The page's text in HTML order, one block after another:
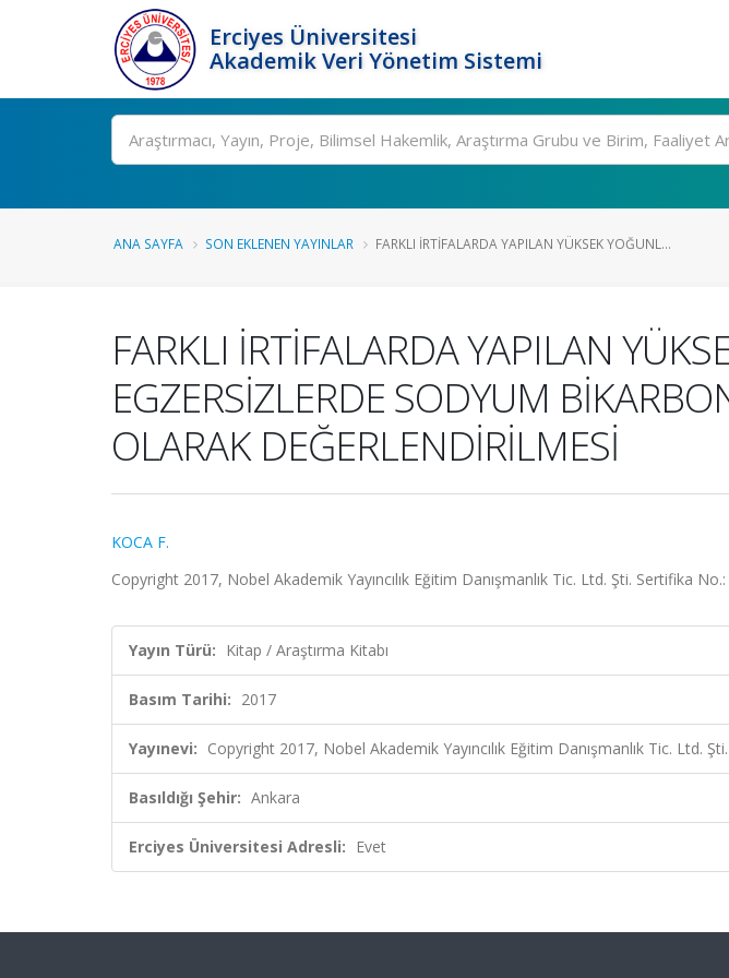
Erciyes Üniversitesi
Akademik Veri Yönetim Sistemi
Ara
ANA SAYFA SON EKLENEN YAYINLAR FARKLI İRTİFALARDA YAPILAN YÜKSEK YOĞUNL...
FARKLI İRTİFALARDA YAPILAN
EGZERSİZLERDE SODYUM
OLARAK DEĞERLENDİRİLMESİ
KOCA F.
Copyright 2017, Nobel Akademik Yayıncılık Eğitim Danışmanlık Tic. Ltd. Şti. Sertifika
Yayın Türü: Kitap / Araştırma Kitabı
Basım Tarihi: 2017
Yayınevi: Copyright 2017, Nobel Akademik Yayıncılık Eğitim Danışmanlık Tic. Ltd.
Basıldığı Şehir: Ankara
Erciyes Üniversitesi Adresli: Evet